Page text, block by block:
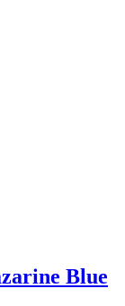
Blue